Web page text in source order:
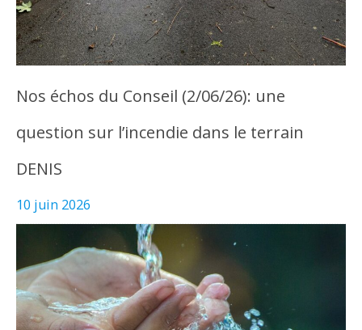
Nos échos du Conseil (2/06/26): une
question sur l’incendie dans le terrain
DENIS
10 juin 2026